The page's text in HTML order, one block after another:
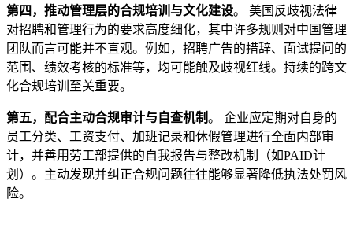
第四，推动管理层的合规培训与文化建设。 美国反歧视法律
对招聘和管理行为的要求高度细化，其中许多规则对中国管理
团队而言可能并不直观。例如，招聘广告的措辞、面试提问的
范围、绩效考核的标准等，均可能触及歧视红线。持续的跨文
化合规培训至关重要。
第五，配合主动合规审计与自查机制。 企业应定期对自身的
员工分类、工资支付、加班记录和休假管理进行全面内部审
计，并善用劳工部提供的自我报告与整改机制（如PAID计
划）。主动发现并纠正合规问题往往能够显著降低执法处罚风
险。